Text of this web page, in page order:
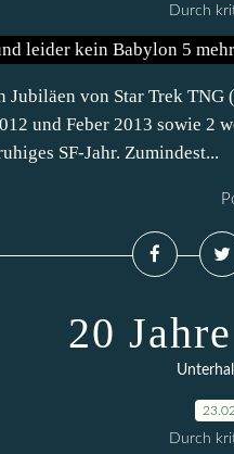
Durch
Jubiläen von Star Trek
und Feber 2013 sowie 2
SF-Jahr. Zumindest...
20
Durch